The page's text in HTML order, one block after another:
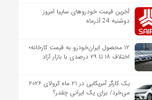
آخرین قیمت خودروهای ساپیا امروز
دوشنبه 24 آذرماه
۱۲ محصول ایران‌خودرو به قیمت کارخانه؛
اختلاف ۱۸ تا ۲۹ درصدی با بازار آزاد
یک کارگر آمریکایی در ۲۱ ماه کرولای ۲۰۲۶
می‌خرد/ برای یک ایرانی چقدر؟